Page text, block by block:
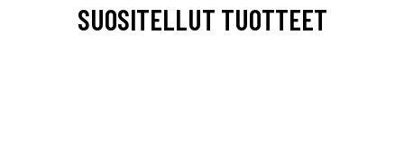
SUOSITELLUT TUOTTEET